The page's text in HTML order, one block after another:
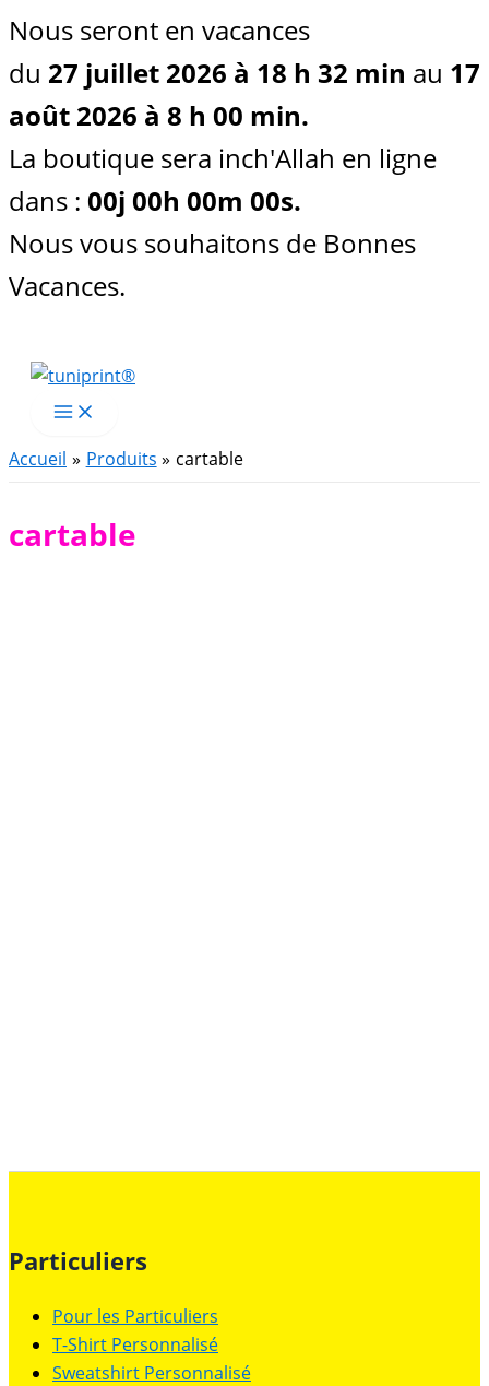
Nous seront en vacances
du 27 juillet 2026 à 18 h 32 min au 17
août 2026 à 8 h 00 min.
La boutique sera inch'Allah en ligne
dans : 00j 00h 00m 00s.
Nous vous souhaitons de Bonnes
Vacances.
Aller
Accueil
Produits cartable
cartable
Particuliers
Pour les Particuliers
T-Shirt Personnalisé
Sweatshirt Personnalisé